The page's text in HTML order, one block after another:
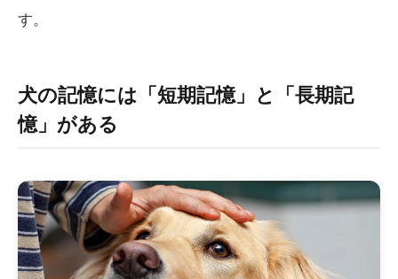
す。
犬の記憶には「短期記憶」と「長期記
憶」がある